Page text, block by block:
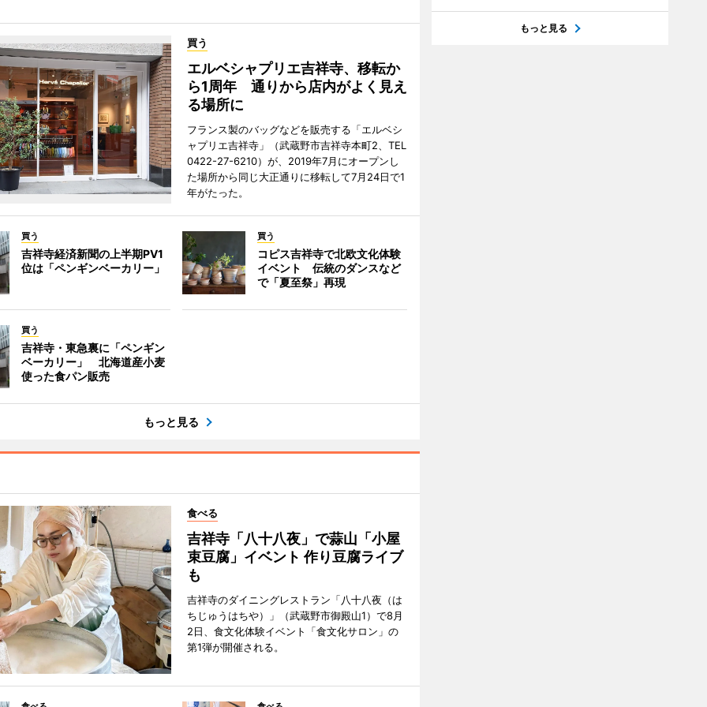
買う
エルベシャプリエ吉祥寺、移転か
ら1周年 通りから店内がよく見え
る場所に
フランス製のバッグなどを販売する「エルベシ
ャプリエ吉祥寺」（武蔵野市吉祥寺本町2、TEL
0422-27-6210）が、2019年7月にオープンし
た場所から同じ大正通りに移転して7月24日で1
年がたった。
買う
吉祥寺経済新聞の上半期PV1
位は「ペンギンベーカリー」
買う
コピス吉祥寺で北欧文化体験
イベント 伝統のダンスなど
で「夏至祭」再現
買う
吉祥寺・東急裏に「ペンギン
ベーカリー」 北海道産小麦
使った食パン販売
もっと見る
食べる
吉祥寺「八十八夜」で蒜山「小屋
束豆腐」イベント 作り豆腐ライブ
も
吉祥寺のダイニングレストラン「八十八夜（は
ちじゅうはちや）」（武蔵野市御殿山1）で8月
2日、食文化体験イベント「食文化サロン」の
第1弾が開催される。
もっと見る